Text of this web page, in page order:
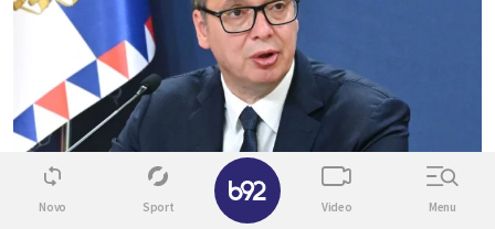
08. 08. 2026 14:35
Novo Sport Video Menu
✕